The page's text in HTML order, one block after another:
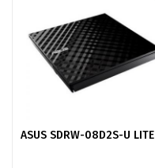
ASUS SDRW-08D2S-U LITE